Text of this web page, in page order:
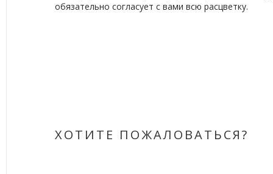
обязательно согласует с вами всю расцветку.
ХОТИТЕ ПОЖАЛОВАТЬСЯ?